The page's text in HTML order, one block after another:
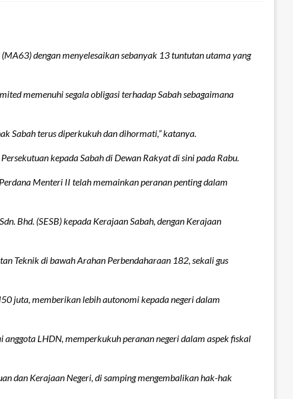
dengan menyelesaikan sebanyak 13 tuntutan utama yang
memenuhi segala obligasi terhadap Sabah sebagaimana
Sabah terus diperkukuh dan dihormati,” katanya.
kepada Sabah di Dewan Rakyat di sini pada Rabu.
Menteri II telah memainkan peranan penting dalam
Bhd. (SESB) kepada Kerajaan Sabah, dengan Kerajaan
Teknik di bawah Arahan Perbendaharaan 182, sekali gus
juta, memberikan lebih autonomi kepada negeri dalam
LHDN, memperkukuh peranan negeri dalam aspek fiskal
dan Kerajaan Negeri, di samping mengembalikan hak-hak